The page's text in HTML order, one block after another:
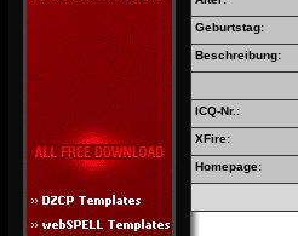
Geburtstag:
Beschreibung:
ICQ-Nr.:
XFire:
Homepage: